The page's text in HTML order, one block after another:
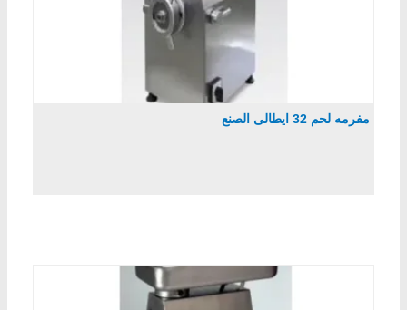
مفرمه لحم 32 ايطالى الصنع